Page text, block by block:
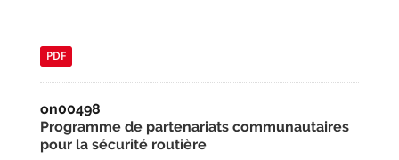
PDF
on00498
Programme de partenariats communautaires
pour la sécurité routière